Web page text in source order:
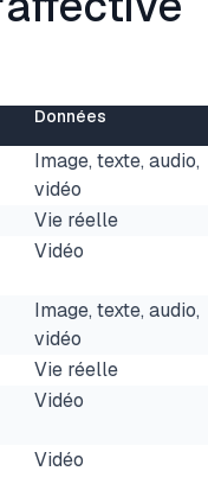
Données
Image, texte, audio,
vidéo
Vie réelle
Vidéo
Image, texte, audio,
vidéo
Vie réelle
Vidéo
Vidéo